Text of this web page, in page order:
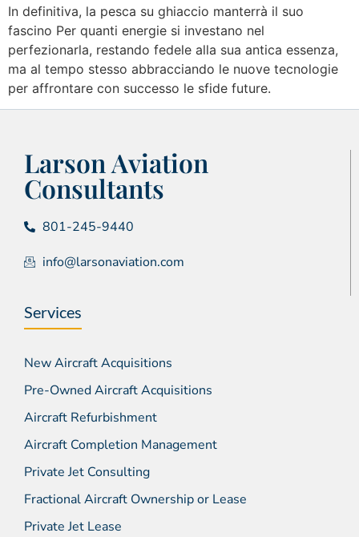
In definitiva, la pesca su ghiaccio manterrà il suo
fascino Per quanti energie si investano nel
perfezionarla, restando fedele alla sua antica essenza,
ma al tempo stesso abbracciando le nuove tecnologie
per affrontare con successo le sfide future.
Larson Aviation
Consultants
801-245-9440
info@larsonaviation.com
Services
New Aircraft Acquisitions
Pre-Owned Aircraft Acquisitions
Aircraft Refurbishment
Aircraft Completion Management
Private Jet Consulting
Fractional Aircraft Ownership or Lease
Private Jet Lease